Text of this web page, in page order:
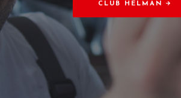
CLUB HELMAN